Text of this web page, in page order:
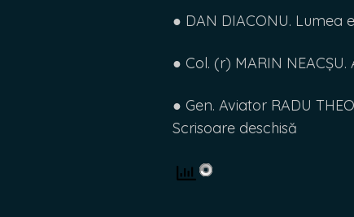
● DAN DIACONU. Lumea
● Col. (r) MARIN
● Gen. Aviator RADU
Scrisoare deschisă